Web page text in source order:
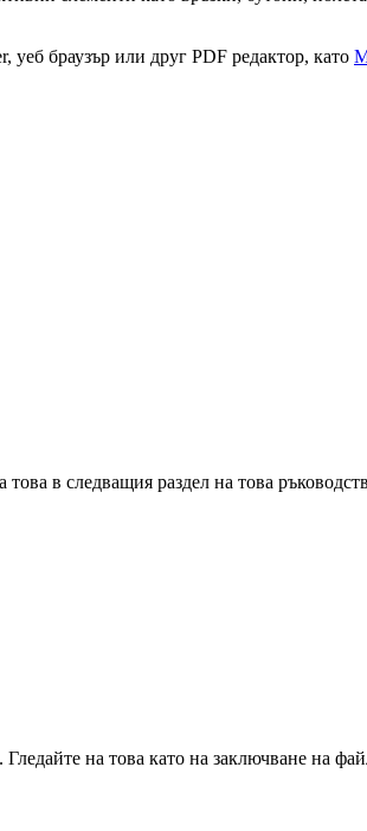
уеб браузър или друг PDF редактор, като
в следващия раздел на това
на това като на заключване на